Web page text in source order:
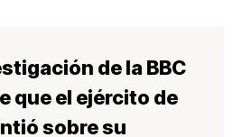
de la BBC
que el ejército de
sobre su